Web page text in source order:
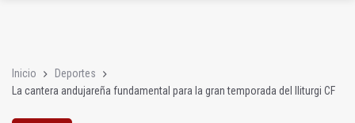
Inicio
Deportes
La cantera andujareña fundamental para la gran temporada del Iliturgi CF